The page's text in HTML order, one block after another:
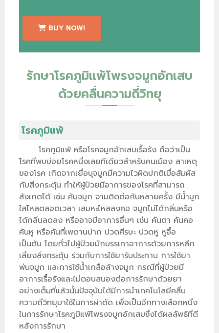
BUY NOW!
รักษาโรคภูมิแพ้โพรงจมูกอักเสบ
ด้วยคลื่นความถี่วิทยุ
โรคภูมิแพ้
โรคภูมิแพ้ หรือโรคจมูกอักเสบเรื้อรัง ถือว่าเป็น
โรคที่พบบ่อยโรคหนึ่งเลยทีเดียวสำหรับคนเมือง สาเหตุ
ของโรค เกิดจากเยื่อบุจมูกมีความไวผิดปกติเมื่อสัมผัส
กับสิ่งกระตุ้น ทำให้ผู้ป่วยมีอาการของโรคที่สามารถ
สังเกตได้ เช่น คันจมูก จามติดต่อกันหลายครั้ง มีน้ำมูก
ใสไหลตลอดเวลา เสมหะไหลลงคอ จมูกไม่ได้กลิ่นหรือ
ได้กลิ่นลดลง หรืออาจมีอาการอื่นๆ เช่น คันตา คันคอ
คันหู หรือคันที่เพดานปาก ปวดศีรษะ ปวดหู หูอื้อ
เป็นต้น โดยทั่วไปผู้ป่วยมักบรรเทาอาการด้วยการหลีก
เลี่ยงสิ่งกระตุ้น ร่วมกับการใช้ยารับประทาน การใช้ยา
พ่นจมูก และการใช้น้ำเกลือล้างจมูก กรณีที่ผู้ป่วยมี
อาการเรื้อรังและไม่ตอบสนองต่อการรักษาด้วยยา
อย่างเต็มที่แล้วนั้นปัจจุบันได้มีการนำเทคโนโลยีคลื่น
ความถี่วิทยุมาใช้ในการผ่าตัด เพื่อเป็นอีกทางเลือกหนึ่ง
ในการรักษาโรคภูมิแพ้โพรงจมูกอักเสบซึ่งได้ผลลัพธ์ที่ดี
หลังการรักษา